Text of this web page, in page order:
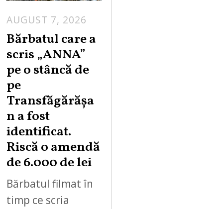
AUGUST 7, 2026
Bărbatul care a
scris „ANNA”
pe o stâncă de
pe
Transfăgărășa
n a fost
identificat.
Riscă o amendă
de 6.000 de lei
Bărbatul filmat în
timp ce scria